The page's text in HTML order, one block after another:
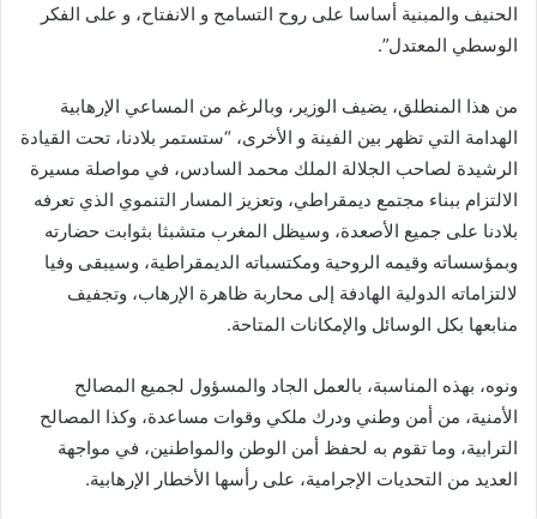
الحنيف والمبنية أساسا على روح التسامح و الانفتاح، و على الفكر
الوسطي المعتدل”.
من هذا المنطلق، يضيف الوزير، وبالرغم من المساعي الإرهابية
الهدامة التي تظهر بين الفينة و الأخرى، “ستستمر بلادنا، تحت القيادة
الرشيدة لصاحب الجلالة الملك محمد السادس، في مواصلة مسيرة
الالتزام ببناء مجتمع ديمقراطي، وتعزيز المسار التنموي الذي تعرفه
بلادنا على جميع الأصعدة، وسيظل المغرب متشبثا بثوابت حضارته
وبمؤسساته وقيمه الروحية ومكتسباته الديمقراطية، وسيبقى وفيا
لالتزاماته الدولية الهادفة إلى محاربة ظاهرة الإرهاب، وتجفيف
منابعها بكل الوسائل والإمكانات المتاحة.
ونوه، بهذه المناسبة، بالعمل الجاد والمسؤول لجميع المصالح
الأمنية، من أمن وطني ودرك ملكي وقوات مساعدة، وكذا المصالح
الترابية، وما تقوم به لحفظ أمن الوطن والمواطنين، في مواجهة
العديد من التحديات الإجرامية، على رأسها الأخطار الإرهابية.